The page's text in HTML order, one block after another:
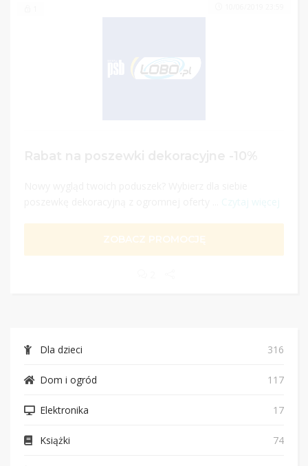
ZOBACZ PROMOCJĘ
Dla dzieci 316
Dom i ogród 117
Elektronika 17
Książki 74